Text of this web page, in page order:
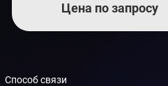
Цена по запросу
Способ связи